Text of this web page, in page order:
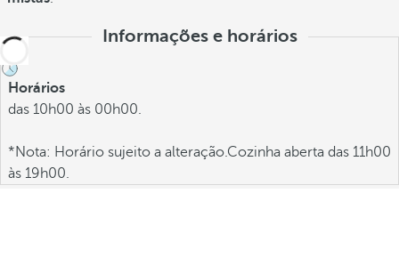
Informações e horários
Horários
das 10h00 às 00h00.
*Nota: Horário sujeito a alteração.Cozinha aberta das 11h00
às 19h00.